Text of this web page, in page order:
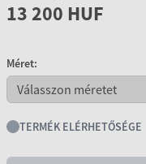
13 200 HUF
Méret:
TERMÉK ELÉRHETŐSÉGE